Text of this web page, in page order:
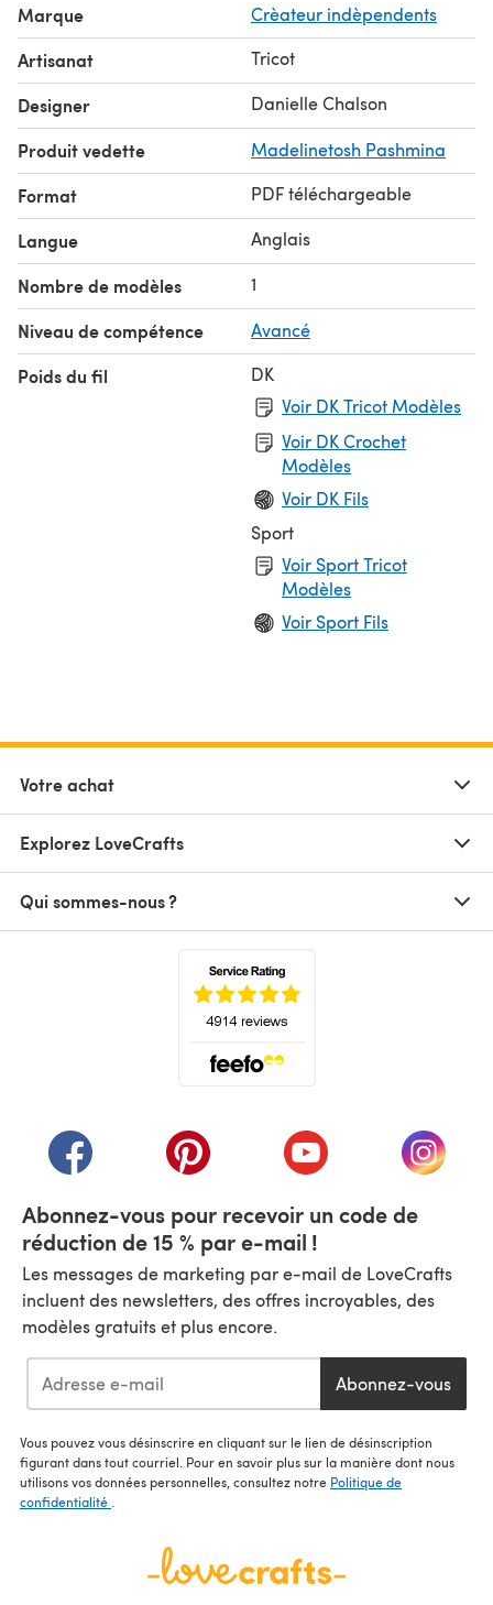
Marque Crèateur indèpendents
Artisanat Tricot
Designer Danielle Chalson
Produit vedette Madelinetosh Pashmina
Format PDF téléchargeable
Langue Anglais
Nombre de modèles 1
Niveau de compétence Avancé
Poids du fil
DK
Voir DK Tricot Modèles
Voir DK Crochet
Modèles
Voir DK Fils
Sport
Voir Sport Tricot
Modèles
Voir Sport Fils
Votre achat
Explorez LoveCrafts
Qui sommes-nous ?
(s'ouvre dans un nouvel onglet)
(s'ouvre dans un nouvel onglet)
(s'ouvre dans un(s'ouvre
Abonnez-vous pour recevoir un code de
réduction de 15 % par e-mail !
Les messages de marketing par e-mail de LoveCrafts
incluent des newsletters, des offres incroyables, des
modèles gratuits et plus encore.
Abonnez-vous
Vous pouvez vous désinscrire en cliquant sur le lien de désinscription
figurant dans tout courriel. Pour en savoir plus sur la manière dont nous
utilisons vos données personnelles, consultez notre Politique de
confidentialité